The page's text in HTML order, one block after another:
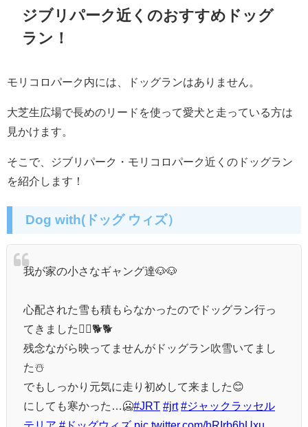
ジブリパーク近くのおすすめドッグ
ラン！
モリコロパーク内には、ドッグランはありません。
大芝生広場で長めのリードを使って愛犬と走っている方は
見かけます。
そこで、ジブリパーク・モリコロパーク近くのドッグラン
を紹介します！
Dog with(ドッグ ウィズ）
我が家の小さなギャング達🐶🐶
心配された雪も積もらなかったのでドッグラン行っ
てきました🏃‍♂️🐕🐕
残念ながら映ってませんがドッグラン吹雪いてまし
た☃️
でもしっかり元気に走り初めして来ました😊
にしても寒かった…🥶#JRT #jrt #ジャックラッセル